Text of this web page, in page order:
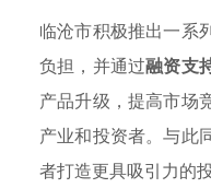
临沧市积极推出一系
负担，并通过融资支
产品升级，提高市场
产业和投资者。与此
者打造更具吸引力的